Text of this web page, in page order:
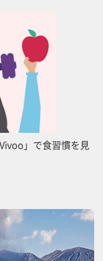
」で食習慣を見